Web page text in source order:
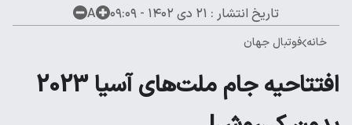
تاریخ انتشار : ۲۱ دی ۱۴۰۲ - ۰۹:۰۹ A
خانه فوتبال جهان
افتتاحیه جام ملت‌های آسیا 2023